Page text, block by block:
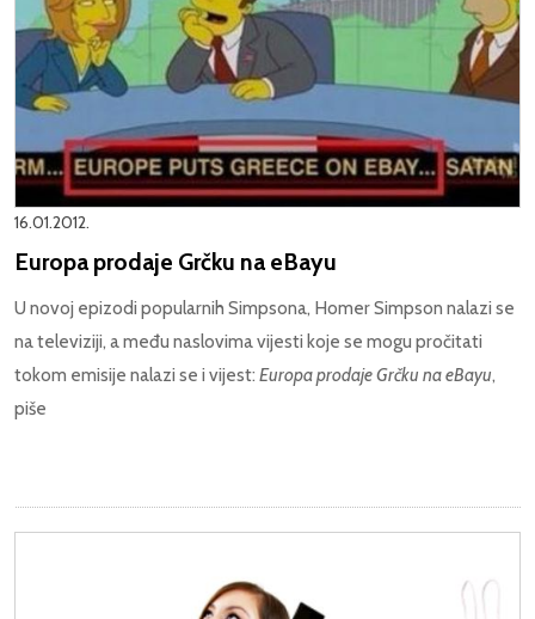
16.01.2012.
Europa prodaje Grčku na eBayu
U novoj epizodi popularnih Simpsona, Homer Simpson nalazi se
na televiziji, a među naslovima vijesti koje se mogu pročitati
tokom emisije nalazi se i vijest: Europa prodaje Grčku na eBayu,
piše